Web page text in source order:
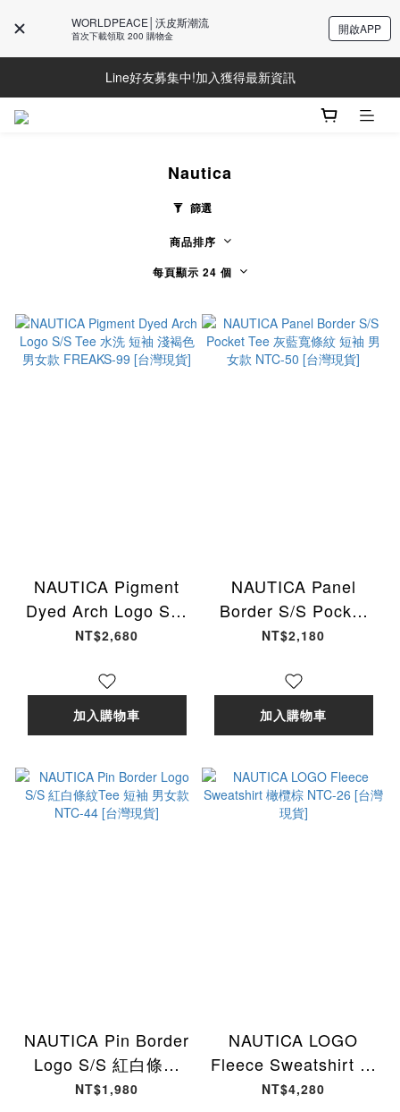
WORLDPEACE│沃皮斯潮流
首次下載領取 200 購物金 開啟APP
Line好友募集中!加入獲得最新資訊
Line好友募集中!加入獲得最新資訊
防詐騙提醒!請勿聽從不明來電操作ATM與提供個人資訊
Nautica
篩選
商品排序
每頁顯示 24 個
NAUTICA Pigment
Dyed Arch Logo S/S
Tee 水洗 短袖 淺褐色
[台灣現貨]
NT$2,680
加入購物車
NAUTICA Panel
Border S/S Pocket
Tee 灰藍寬條紋 短袖
現貨]
NT$2,180
加入購物車
NAUTICA Pin Border
Logo S/S 紅白條紋
Tee 短袖 男女款
NT$1,980
NAUTICA LOGO
Fleece Sweatshirt 橄
欖棕 NTC-26 [台灣現
NT$4,280